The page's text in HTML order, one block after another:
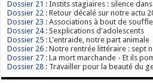
Dossier 21 : Instits stagiaires : silence
Dossier 22 : Retour décalé sur notre actu
Dossier 23 : Associations à bout de souffle
Dossier 24: Sexplications d'adolescents
Dossier 25 : L'entraide, notre part animale
Dossier 26 : Notre rentrée littéraire : sept
Dossier 27 : La mort marchande - Et ils
Dossier 28 : Travailler pour la beauté du